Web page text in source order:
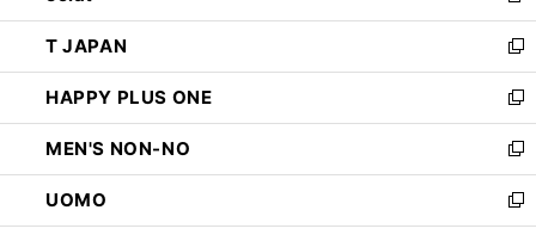
開
く
ウ
で
開
く
ン
ド
ウ
で
開
く
ウ
ィ
ン
ド
ウ
で
開
く
し
い
ウ
ィ
ン
ド
ウ
で
開
T JAPAN
新
し
い
ウ
ィ
ン
ド
ウ
HAPPY PLUS ONE
新
し
い
ウ
ィ
ン
MEN'S NON-NO
新
し
い
ウ
UOMO
新
し